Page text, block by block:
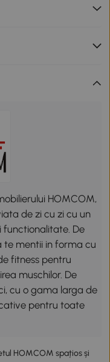
HOMCOM,
de zi cu zi cu un
functionalitate. De
te mentii in forma cu
fitness pentru
muschilor. De
cu o gama larga de
pentru toate
HOMCOM spațios și